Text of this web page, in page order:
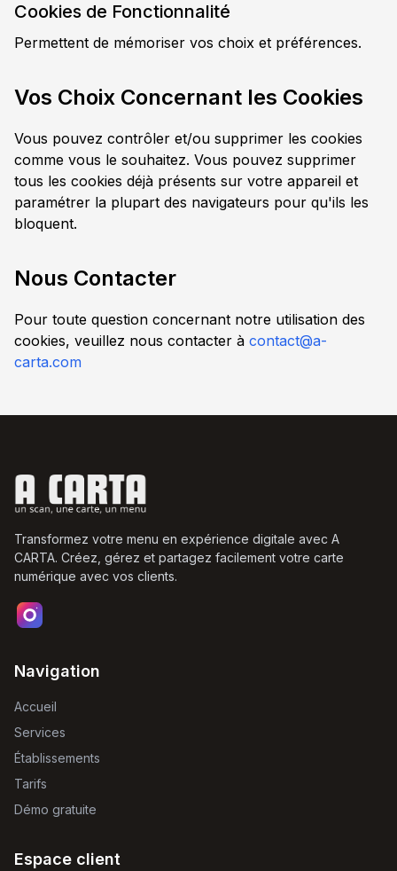
Cookies de Fonctionnalité
Permettent de mémoriser vos choix et préférences.
Vos Choix Concernant les Cookies
Vous pouvez contrôler et/ou supprimer les cookies
comme vous le souhaitez. Vous pouvez supprimer
tous les cookies déjà présents sur votre appareil et
paramétrer la plupart des navigateurs pour qu'ils les
bloquent.
Nous Contacter
Pour toute question concernant notre utilisation des
cookies, veuillez nous contacter à contact@a-
carta.com
Transformez votre menu en expérience digitale avec A
CARTA. Créez, gérez et partagez facilement votre carte
numérique avec vos clients.
Navigation
Accueil
Services
Établissements
Tarifs
Démo gratuite
Espace client